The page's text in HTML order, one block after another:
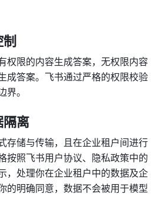
制
权限的内容生成答案，无权限内容
成答案。飞书通过严格的权限校验
。
离
存储与传输，且在企业租户间进行
按照飞书用户协议、隐私政策中的
，处理你在企业租户中的数据及企
的明确同意，数据不会被用于模型